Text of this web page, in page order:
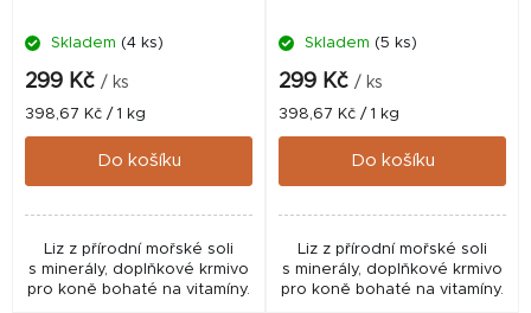
Skladem (4 ks)
299 Kč / ks
Měrná
cena:
398,67 Kč / 1 kg
Do košíku
Liz z přírodní mořské soli
s minerály, doplňkové krmivo
pro koně bohaté na vitamíny.
Skladem (5 ks)
299 Kč / ks
Měrná
cena:
398,67 Kč / 1 kg
Do košíku
Liz z přírodní mořské soli
s minerály, doplňkové krmivo
pro koně bohaté na vitamíny.